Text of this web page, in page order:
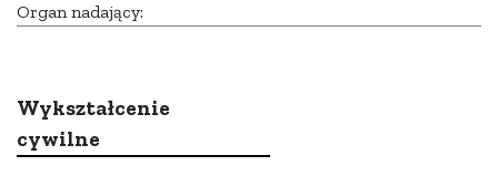
Organ nadający:
Wykształcenie
cywilne